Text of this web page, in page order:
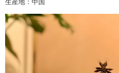
生産地：中国